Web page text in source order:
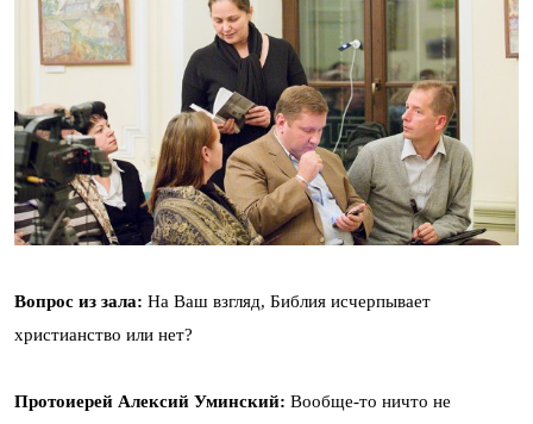
Вопрос из зала: На Ваш взгляд, Библия исчерпывает
христианство или нет?
Протоиерей Алексий Уминский: Вообще-то ничто не